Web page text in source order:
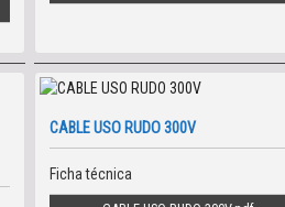
CABLE USO RUDO 300V
Ficha técnica